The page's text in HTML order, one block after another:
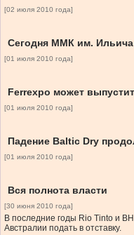
[02 июля 2010 года]
Сегодня ММК им. Ильича
[01 июля 2010 года]
Ferrexpo может
[01 июля 2010 года]
Падение Baltic Dry
[01 июля 2010 года]
Вся полнота власти
[30 июня 2010 года]
В последние годы Rio Tinto и
Австралии подать в отставку.